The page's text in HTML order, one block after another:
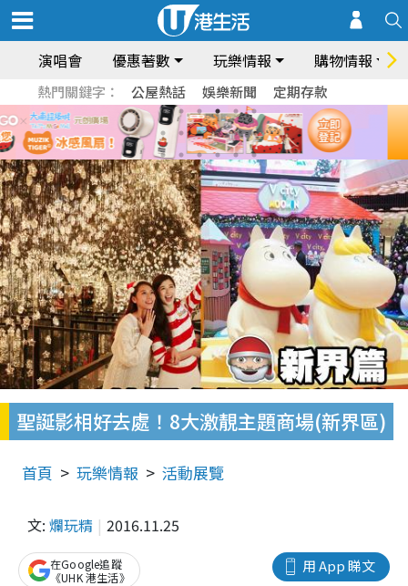
演唱會 優惠著數 玩樂情報 購物情報
熱門關鍵字： 公屋熱話 娛樂新聞 定期存款
聖誕影相好去處！8大激靚主題商場(新界區)
首頁 玩樂情報 活動展覽
文: 爛玩精 2016.11.25
用 App 睇文
在Google追蹤
《UHK 港生活》